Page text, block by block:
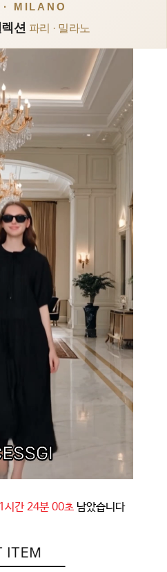
MILANO
션 파리 · 밀라노
시간 23분 56초 남았습니다